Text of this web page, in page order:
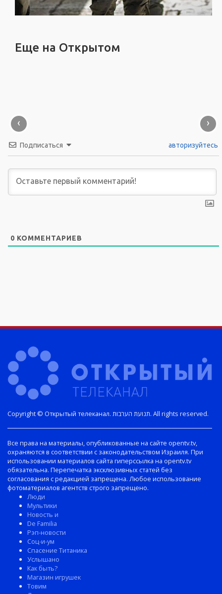
Еще на Открытом
‹ ›
Подписаться авторизуйтесь
0 КОММЕНТАРИЕВ
Copyright © Открытый телеканал. תנועת הערבות. All rights reserved.
Все права на материалы, опубликованные на сайте opentv.tv,
охраняются в соответствии с законодательством Израиля. При
использовании материалов сайта гиперссылка на opentv.tv
обязательна. Перепечатка эксклюзивных статей без
согласования с редакцией запрещена. Любое использование
фотоматериалов агентств строго запрещено.
Люди
Мультики
Новость и
De Familia
Рэп-новости
Соц-и-ум
Спасение Титаника
Услышано
Как быть?
Магазин игрушек
Товим